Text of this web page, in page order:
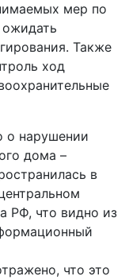
мер по
Также
ход
о нарушении
дома –
в
РФ, что видно из
что это